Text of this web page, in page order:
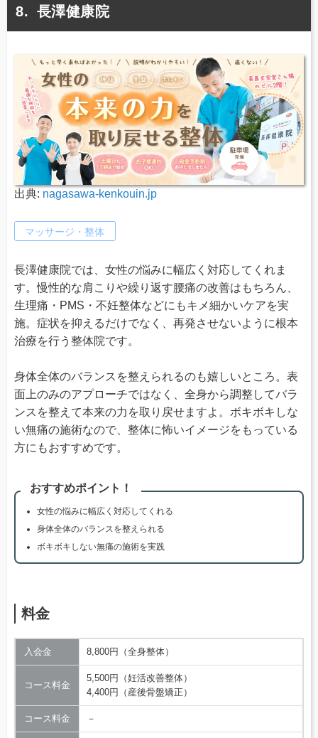
長澤健康院
出典: nagasawa-kenkouin.jp
マッサージ・整体
長澤健康院では、女性の悩みに幅広く対応してくれま
す。慢性的な肩こりや繰り返す腰痛の改善はもちろん、
生理痛・PMS・不妊整体などにもキメ細かいケアを実
施。症状を抑えるだけでなく、再発させないように根本
治療を行う整体院です。
身体全体のバランスを整えられるのも嬉しいところ。表
面上のみのアプローチではなく、全身から調整してバラ
ンスを整えて本来の力を取り戻せますよ。ボキボキしな
い無痛の施術なので、整体に怖いイメージをもっている
方にもおすすめです。
おすすめポイント！
女性の悩みに幅広く対応してくれる
身体全体のバランスを整えられる
ボキボキしない無痛の施術を実践
料金
入会金 8,800円（全身整体）
コース料金
5,500円（妊活改善整体）
4,400円（産後骨盤矯正）
コース料金 －